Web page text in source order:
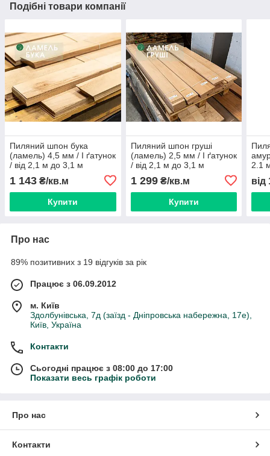
Подібні товари компанії
Пиляний шпон бука
(ламель) 4,5 мм / I ґатунок
/ від 2,1 м до 3,1 м
1 143 ₴/кв.м
Купити
Пиляний шпон груші
(ламель) 2,5 мм / I ґатунок
/ від 2,1 м до 3,1 м
1 299₴/кв.м
Купити
2.1
від
Про нас
89% позитивних з 19 відгуків за рік
Працює з 06.09.2012
м. Київ
Здолбунівська, 7д (заїзд - Дніпровська набережна, 17е),
Київ, Україна
Контакти
Сьогодні працює з 08:00 до 17:00
Показати весь графік роботи
Про нас
Контакти